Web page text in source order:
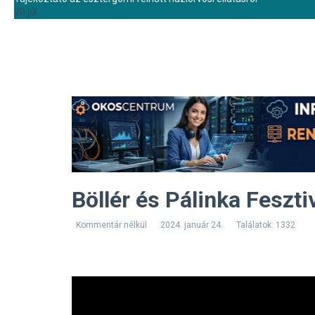
20 júl.
Böllér és Pálinka
Kommentár nélkül 2024. január 24. Találatok: 1332